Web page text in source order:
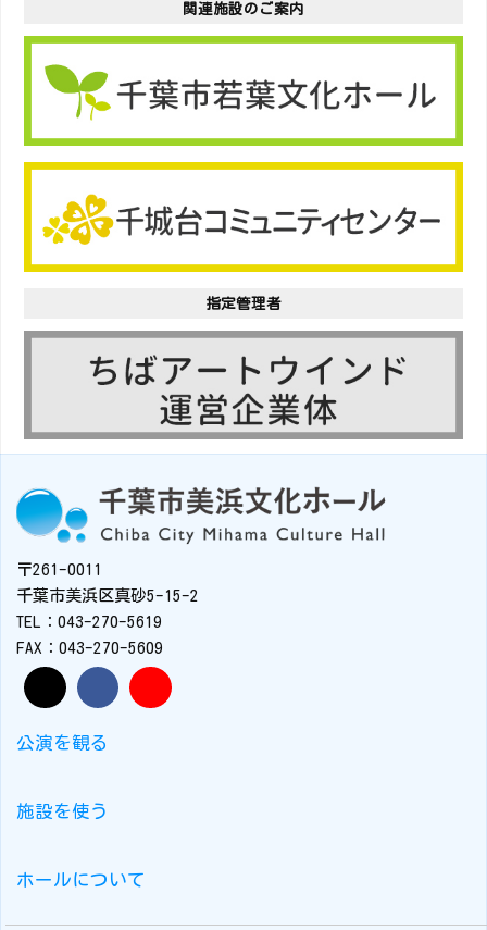
関連施設のご案内
指定管理者
〒261-0011
千葉市美浜区真砂5-15-2
TEL：043-270-5619
FAX：043-270-5609
公演を観る
施設を使う
ホールについて